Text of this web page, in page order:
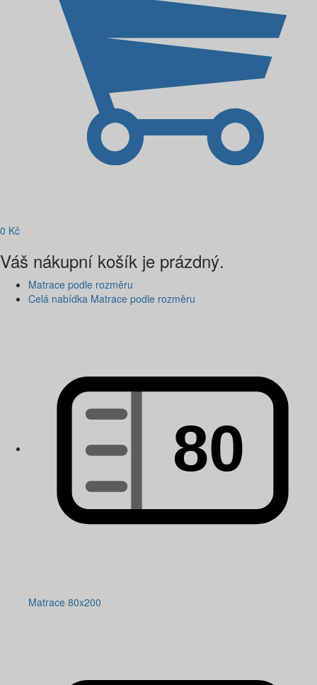
0 Kč
Váš nákupní košík je prázdný.
Matrace podle rozměru
Celá nabídka Matrace podle rozměru
Matrace 80x200